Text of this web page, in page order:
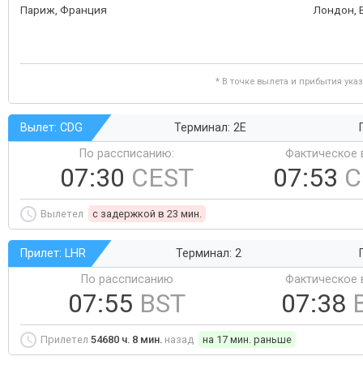
Париж, Франция
Лондон,
* В точке вылета и прибытия
Вылет: CDG Терминал: 2E
По рассписанию:
07:30 CEST
Фактическое
07:53
Вылетел c задержкой в 23 мин.
Прилет: LHR Терминал: 2
По рассписанию
07:55 BST
Фактическое
07:38
Прилетел 54680 ч. 8 мин. назад на 17 мин. раньше